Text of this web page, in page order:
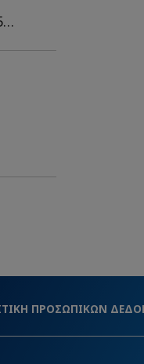
Οι Μπακς αφήνουν τους Γκρίζλις να σπαταλήσουν 15 δευτερόλεπτα α...
ΠΡΟΣΩΠΙΚΩΝ